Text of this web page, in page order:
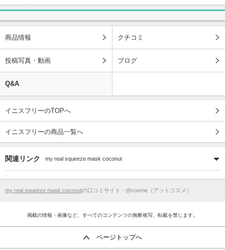
商品情報 クチコミ
投稿写真・動画 ブログ
Q&A
イニスフリーのTOPへ
イニスフリーの商品一覧へ
関連リンク my real squeeze mask coconut
my real squeeze mask coconutの口コミサイト - @cosme（アットコスメ）
掲載の情報・画像など、すべてのコンテンツの無断複写、転載を禁じます。
ページトップへ